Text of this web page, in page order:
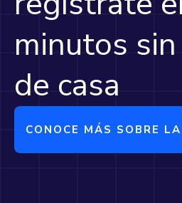
minutos
de casa
CONOCE MÁS SOBRE